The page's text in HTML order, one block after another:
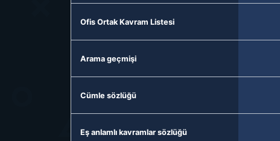
Ofis Ortak Kavram Listesi
Arama geçmişi
Cümle sözlüğü
Eş anlamlı kavramlar sözlüğü